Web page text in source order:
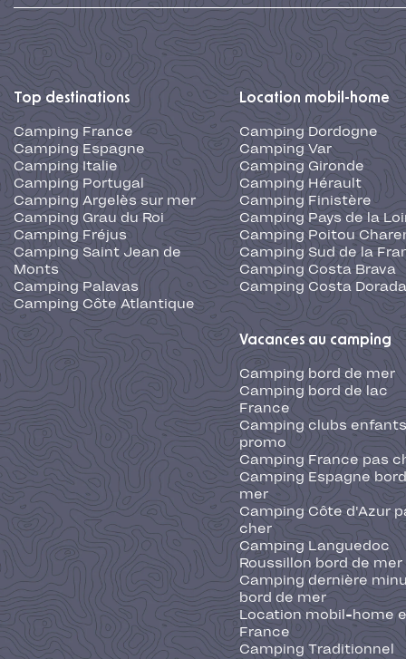
Top destinations
Camping France
Camping Espagne
Camping Italie
Camping Portugal
Camping Argelès sur mer
Camping Grau du Roi
Camping Fréjus
Camping Saint Jean de
Monts
Camping Palavas
Camping Côte Atlantique
Location mobil-home
Camping Dordogne
Camping Var
Camping Gironde
Camping Hérault
Camping Finistère
Camping Pays de la
Camping Poitou
Camping Sud de la
Camping Costa Brava
Camping Costa Dorada
Vacances au camping
Camping bord de mer
Camping bord de lac
France
Camping clubs
promo
Camping France pas
Camping Espagne
mer
Camping Côte d'Azur
cher
Camping Languedoc
Roussillon bord de mer
Camping dernière
bord de mer
Location mobil-home
France
Camping Traditionnel